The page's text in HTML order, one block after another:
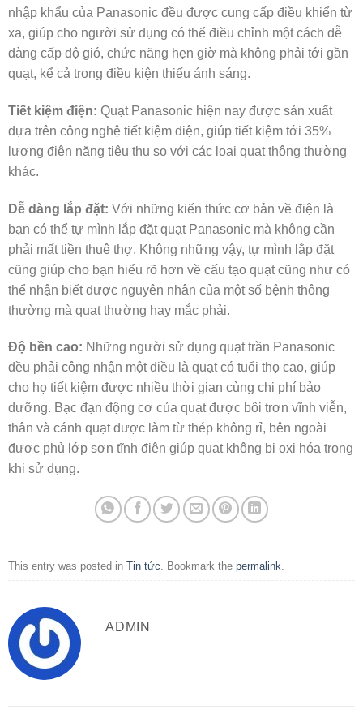
nhập khẩu của Panasonic đều được cung cấp điều khiển từ
xa, giúp cho người sử dụng có thể điều chỉnh một cách dễ
dàng cấp độ gió, chức năng hẹn giờ mà không phải tới gần
quạt, kể cả trong điều kiện thiếu ánh sáng.
Tiết kiệm điện: Quạt Panasonic hiện nay được sản xuất
dựa trên công nghệ tiết kiệm điện, giúp tiết kiệm tới 35%
lượng điện năng tiêu thụ so với các loại quạt thông thường
khác.
Dễ dàng lắp đặt: Với những kiến thức cơ bản về điện là
bạn có thể tự mình lắp đặt quạt Panasonic mà không cần
phải mất tiền thuê thợ. Không những vậy, tự mình lắp đặt
cũng giúp cho bạn hiểu rõ hơn về cấu tạo quạt cũng như có
thể nhận biết được nguyên nhân của một số bệnh thông
thường mà quạt thường hay mắc phải.
Độ bền cao: Những người sử dụng quạt trần Panasonic
đều phải công nhận một điều là quạt có tuổi thọ cao, giúp
cho họ tiết kiệm được nhiều thời gian cùng chi phí bảo
dưỡng. Bạc đạn động cơ của quạt được bôi trơn vĩnh viễn,
thân và cánh quạt được làm từ thép không rỉ, bên ngoài
được phủ lớp sơn tĩnh điện giúp quạt không bị oxi hóa trong
khi sử dụng.
This entry was posted in Tin tức . Bookmark the permalink
ADMIN